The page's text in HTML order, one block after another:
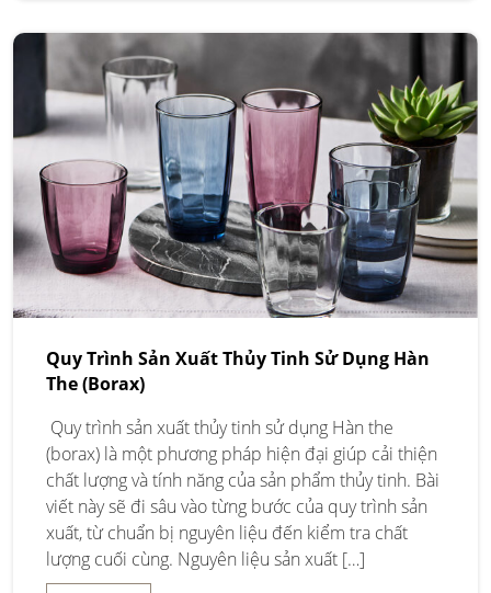
Quy Trình Sản Xuất Thủy Tinh Sử Dụng Hàn
The (Borax)
Quy trình sản xuất thủy tinh sử dụng Hàn the
(borax) là một phương pháp hiện đại giúp cải thiện
chất lượng và tính năng của sản phẩm thủy tinh. Bài
viết này sẽ đi sâu vào từng bước của quy trình sản
xuất, từ chuẩn bị nguyên liệu đến kiểm tra chất
lượng cuối cùng. Nguyên liệu sản xuất […]